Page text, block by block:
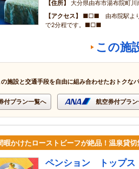
住所
大分県由布市湯布院町川
アクセス
■□■ 由布院駅より
で2分程です。■□■
この施
の施設と交通手段を自由に組み合わせたおトクな
付プラン一覧へ 航空券付プラ
かけたローストビーフが絶品！温泉貸切
ペンション トップス